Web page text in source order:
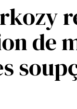
de